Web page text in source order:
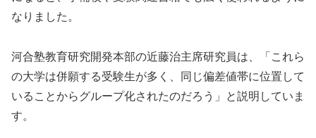
なりました。
河合塾教育研究開発本部の近藤治主席研究員は、「これら
の大学は併願する受験生が多く、同じ偏差値帯に位置して
いることからグループ化されたのだろう」と説明していま
す。